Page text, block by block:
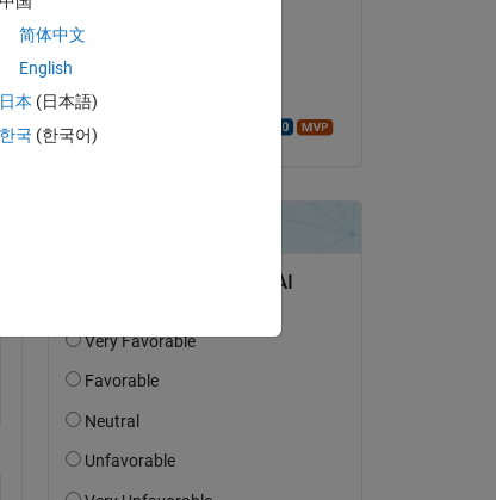
Acceptée :
简体中文
English
日本 (日本語)
한국 (한국어)